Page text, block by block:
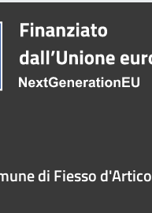
di Fiesso d'Artico